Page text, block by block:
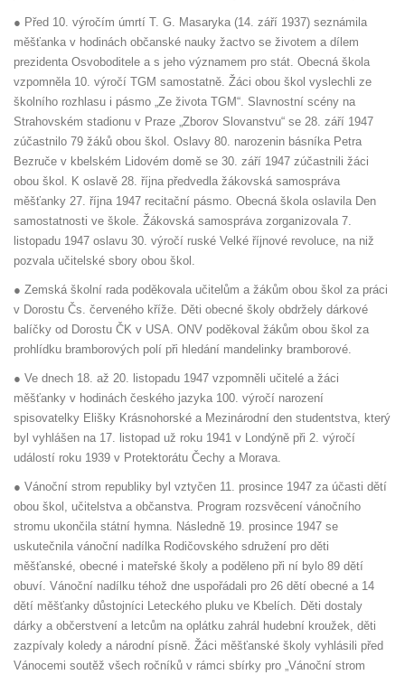
● Před 10. výročím úmrtí T. G. Masaryka (14. září 1937) seznámila
měšťanka v hodinách občanské nauky žactvo se životem a dílem
prezidenta Osvoboditele a s jeho významem pro stát. Obecná škola
vzpomněla 10. výročí TGM samostatně. Žáci obou škol vyslechli ze
školního rozhlasu i pásmo „Ze života TGM“. Slavnostní scény na
Strahovském stadionu v Praze „Zborov Slovanstvu“ se 28. září 1947
zúčastnilo 79 žáků obou škol. Oslavy 80. narozenin básníka Petra
Bezruče v kbelském Lidovém domě se 30. září 1947 zúčastnili žáci
obou škol. K oslavě 28. října předvedla žákovská samospráva
měšťanky 27. října 1947 recitační pásmo. Obecná škola oslavila Den
samostatnosti ve škole. Žákovská samospráva zorganizovala 7.
listopadu 1947 oslavu 30. výročí ruské Velké říjnové revoluce, na niž
pozvala učitelské sbory obou škol.
● Zemská školní rada poděkovala učitelům a žákům obou škol za práci
v Dorostu Čs. červeného kříže. Děti obecné školy obdržely dárkové
balíčky od Dorostu ČK v USA. ONV poděkoval žákům obou škol za
prohlídku bramborových polí při hledání mandelinky bramborové.
● Ve dnech 18. až 20. listopadu 1947 vzpomněli učitelé a žáci
měšťanky v hodinách českého jazyka 100. výročí narození
spisovatelky Elišky Krásnohorské a Mezinárodní den studentstva, který
byl vyhlášen na 17. listopad už roku 1941 v Londýně při 2. výročí
událostí roku 1939 v Protektorátu Čechy a Morava.
● Vánoční strom republiky byl vztyčen 11. prosince 1947 za účasti dětí
obou škol, učitelstva a občanstva. Program rozsvěcení vánočního
stromu ukončila státní hymna. Následně 19. prosince 1947 se
uskutečnila vánoční nadílka Rodičovského sdružení pro děti
měšťanské, obecné i mateřské školy a poděleno při ní bylo 89 dětí
obuví. Vánoční nadílku téhož dne uspořádali pro 26 dětí obecné a 14
dětí měšťanky důstojníci Leteckého pluku ve Kbelích. Děti dostaly
dárky a občerstvení a letcům na oplátku zahrál hudební kroužek, děti
zazpívaly koledy a národní písně. Žáci měšťanské školy vyhlásili před
Vánocemi soutěž všech ročníků v rámci sbírky pro „Vánoční strom